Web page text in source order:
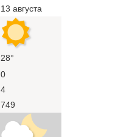
13 августа
28°
0
4
749